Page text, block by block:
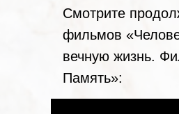
Смотрите
фильмов
вечную жизнь.
Память»: